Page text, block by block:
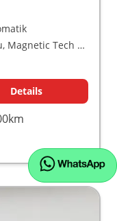
Grau, Magnetic Tech Grau (S7S7)
Details